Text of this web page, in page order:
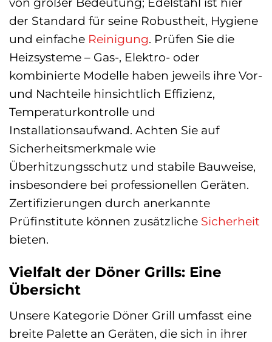
der Standard für seine Robustheit, Hygiene
und einfache Reinigung. Prüfen Sie die
Heizsysteme – Gas-, Elektro- oder
kombinierte Modelle haben jeweils ihre Vor-
und Nachteile hinsichtlich Effizienz,
Temperaturkontrolle und
Installationsaufwand. Achten Sie auf
Sicherheitsmerkmale wie
Überhitzungsschutz und stabile Bauweise,
insbesondere bei professionellen Geräten.
Zertifizierungen durch anerkannte
Prüfinstitute können zusätzliche Sicherheit
bieten.
Vielfalt der Döner Grills: Eine
Übersicht
Unsere Kategorie Döner Grill umfasst eine
breite Palette an Geräten, die sich in ihrer